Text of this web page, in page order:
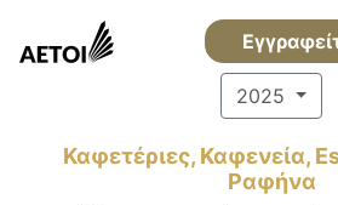
2025
Καφετέριες, Καφενεία,
Ραφήνα